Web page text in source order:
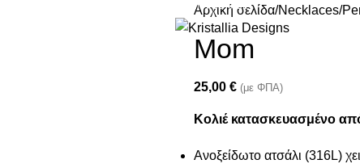
Join our newsletter and enjoy 10% Off
Αρχική σελίδα Necklaces
Mom
25,00 € (με ΦΠΑ)
Κολιέ κατασκευασμένο
Ανοξείδωτο ατσάλι (316L)